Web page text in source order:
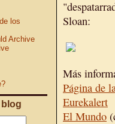
los
Archive
blog
Sloan:
Más
Página de
Eurekalert
El Mundo